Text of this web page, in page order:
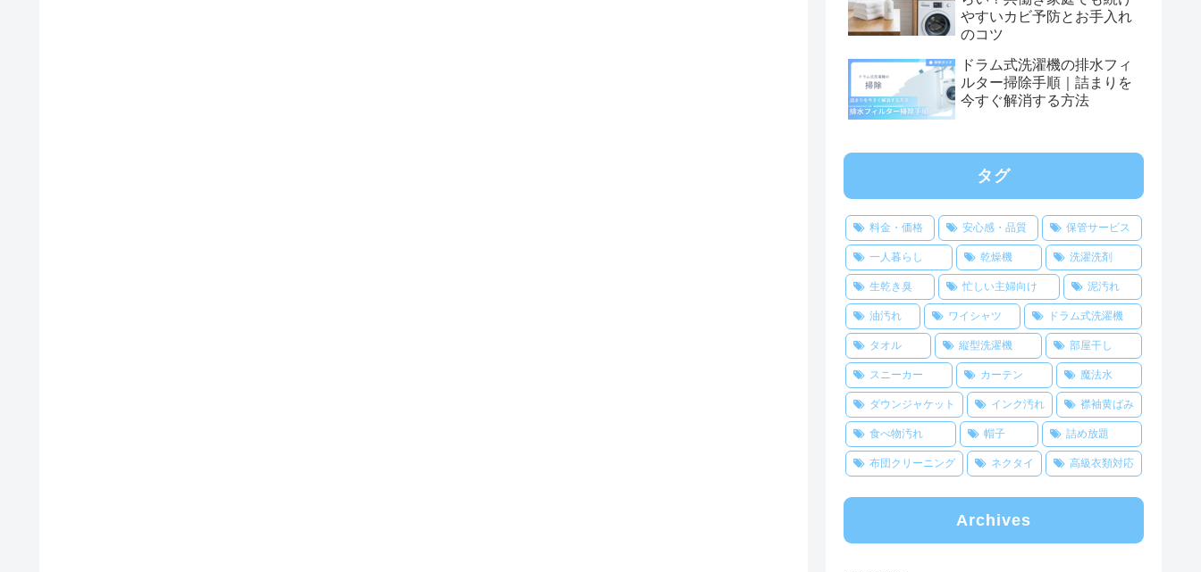
やすいカビ予防とお手入れ
のコツ
ドラム式洗濯機の排水フィ
ルター掃除手順｜詰まりを
今すぐ解消する方法
タグ
料金・価格 安心感・品質 保管サービス
一人暮らし 乾燥機 洗濯洗剤
生乾き臭 忙しい主婦向け 泥汚れ
油汚れ ワイシャツ ドラム式洗濯機
タオル 縦型洗濯機 部屋干し
スニーカー カーテン 魔法水
ダウンジャケット インク汚れ 襟袖黄ばみ
食べ物汚れ 帽子 詰め放題
布団クリーニング ネクタイ 高級衣類対応
Archives